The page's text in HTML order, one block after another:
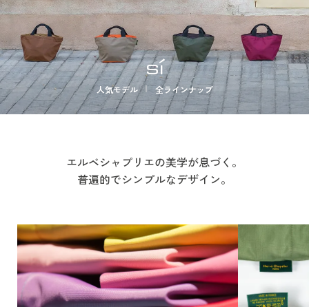
sí
人気モデル 全ラインナップ
エルベシャプリエの美学が息づく。
普遍的でシンプルなデザイン。